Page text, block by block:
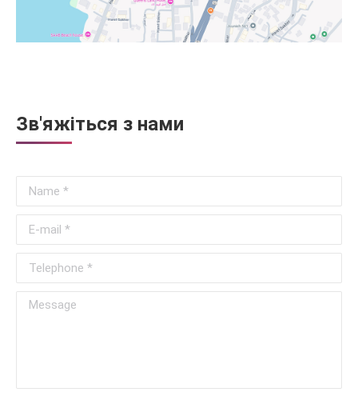
Зв'яжіться з нами
Name *
E-mail *
Telephone *
Message